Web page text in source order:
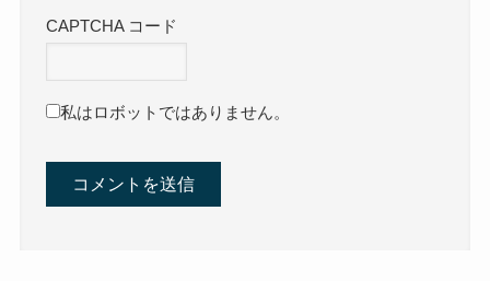
CAPTCHA コード
私はロボットではありません。